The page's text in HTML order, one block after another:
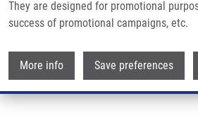
They are designed for promotional
success of promotional campaigns, etc.
More info Save preferences